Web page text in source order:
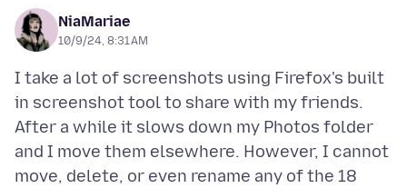
NiaMariae
10/9/24, 8:31 AM
I take a lot of screenshots using Firefox's built
in screenshot tool to share with my friends.
After a while it slows down my Photos folder
and I move them elsewhere. However, I cannot
move, delete, or even rename any of the 18